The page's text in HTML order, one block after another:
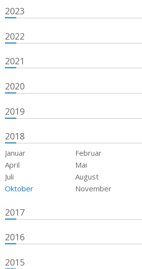
2023
2022
2021
2020
2019
2018
Januar Februar
April
Mai
Juli
August
Oktober
November
2017
2016
2015